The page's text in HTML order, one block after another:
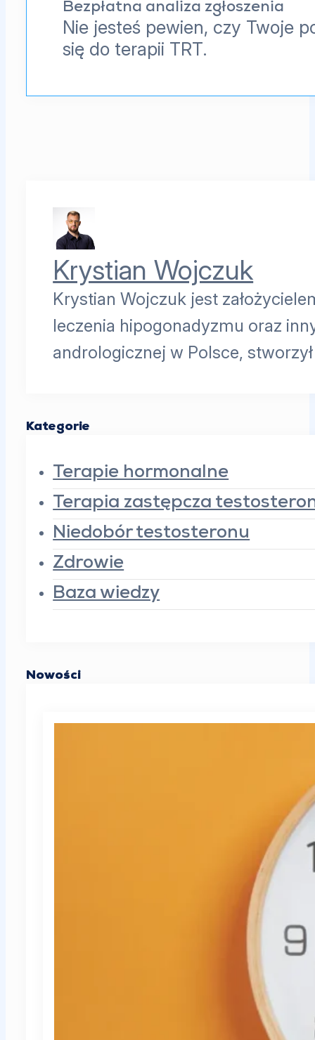
Bezpłatna analiza zgłoszenia
Nie jesteś pewien, czy Twoje
się do terapii TRT.
Krystian Wojczuk
Krystian Wojczuk jest
leczenia hipogonadyzmu oraz
andrologicznej w Polsce,
Kategorie
Terapie hormonalne
Terapia zastępcza
Niedobór testosteronu
Zdrowie
Baza wiedzy
Nowości